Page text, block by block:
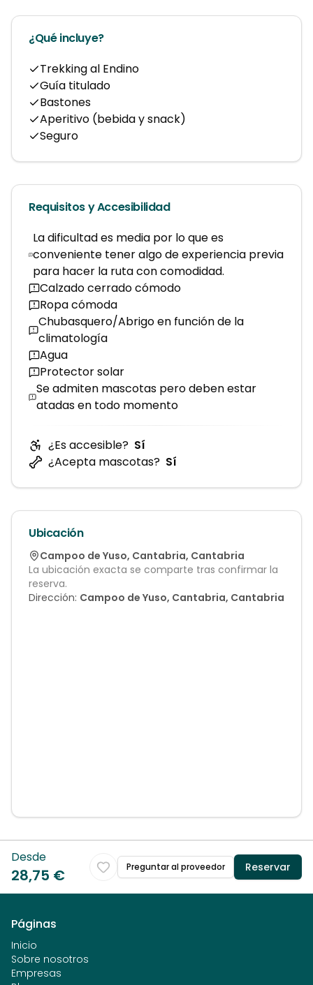
¿Qué incluye?
Trekking al Endino
Guía titulado
Bastones
Aperitivo (bebida y snack)
Seguro
Requisitos y Accesibilidad
La dificultad es media por lo que es
conveniente tener algo de experiencia previa
para hacer la ruta con comodidad.
Calzado cerrado cómodo
Ropa cómoda
Chubasquero/Abrigo en función de la
climatología
Agua
Protector solar
Se admiten mascotas pero deben estar
atadas en todo momento
¿Es accesible? Sí
¿Acepta mascotas? Sí
Ubicación
Campoo de Yuso, Cantabria, Cantabria
La ubicación exacta se comparte tras confirmar la
reserva.
Dirección: Campoo de Yuso, Cantabria, Cantabria
Desde
28,75 € Preguntar al proveedor Reservar
Páginas
Inicio
Sobre nosotros
Empresas